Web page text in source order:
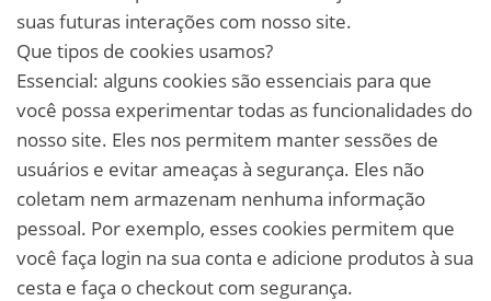
suas futuras interações com nosso site.
Que tipos de cookies usamos?
Essencial: alguns cookies são essenciais para que
você possa experimentar todas as funcionalidades do
nosso site. Eles nos permitem manter sessões de
usuários e evitar ameaças à segurança. Eles não
coletam nem armazenam nenhuma informação
pessoal. Por exemplo, esses cookies permitem que
você faça login na sua conta e adicione produtos à sua
cesta e faça o checkout com segurança.